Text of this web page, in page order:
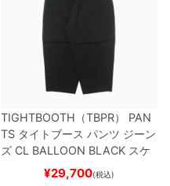
TIGHTBOOTH（TBPR） PAN
TS タイトブース パンツ ジーン
ズ CL BALLOON BLACK スケ
ートボード スケボー
¥29,700(税込)